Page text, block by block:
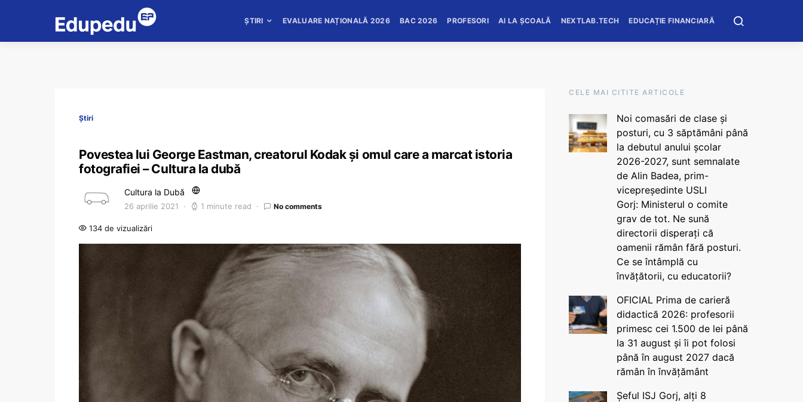
ȘTIRI EVALUARE NAȚIONALĂ 2026 BAC 2026 PROFESORI AI LA ȘCOALĂ NEXTLAB.TECH EDUCAȚIE FINANCIARĂ
Știri
Povestea lui George Eastman, creatorul Kodak și omul care a marcat istoria
fotografiei – Cultura la dubă
Cultura la Dubă
26 aprilie 2021 1 minute read No comments
134 de vizualizări
CELE MAI CITITE ARTICOLE
Noi comasări de clase și
posturi, cu 3 săptămâni până
la debutul anului școlar
2026-2027, sunt semnalate
de Alin Badea, prim-
vicepreședinte USLI
Gorj: Ministerul o comite
grav de tot. Ne sună
directorii disperați că
oamenii rămân fără posturi.
Ce se întâmplă cu
învățătorii, cu educatorii?
OFICIAL Prima de carieră
didactică 2026: profesorii
primesc cei 1.500 de lei până
la 31 august și îi pot folosi
până în august 2027 dacă
rămân în învățământ
Șeful ISJ Gorj, alți 8